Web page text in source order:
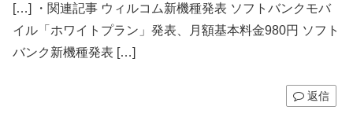
[…] ・関連記事 ウィルコム新機種発表 ソフトバンクモバ
イル「ホワイトプラン」発表、月額基本料金980円 ソフト
バンク新機種発表 […]
返信